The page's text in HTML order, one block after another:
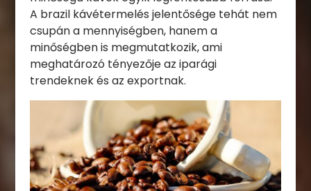
A brazil kávétermelés jelentősége tehát nem
csupán a mennyiségben, hanem a
minőségben is megmutatkozik, ami
meghatározó tényezője az iparági
trendeknek és az exportnak.